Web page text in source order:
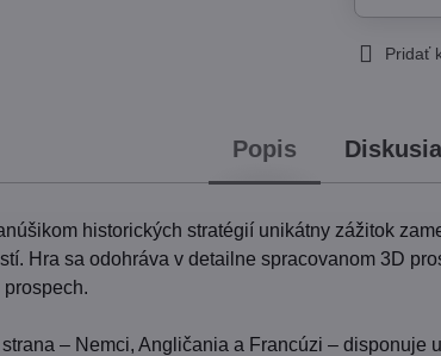
Pridať
Popis Diskusia
historických stratégií unikátny zážitok
Hra sa odohráva v detailne spracovanom 3D
– Nemci, Angličania a Francúzi –